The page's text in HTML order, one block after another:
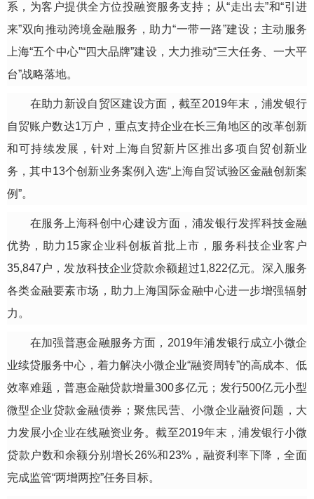
系，为客户提供全方位投融资服务支持；从“走出去”和“引进
来”双向推动跨境金融服务，助力“一带一路”建设；主动服务
上海“五个中心”“四大品牌”建设，大力推动“三大任务、一大平
台”战略落地。
在助力新设自贸区建设方面，截至2019年末，浦发银行
自贸账户数达1万户，重点支持企业在长三角地区的改革创新
和可持续发展，针对上海自贸新片区推出多项自贸创新业
务，其中13个创新业务案例入选“上海自贸试验区金融创新案
例”。
在服务上海科创中心建设方面，浦发银行发挥科技金融
优势，助力15家企业科创板首批上市，服务科技企业客户
35,847户，发放科技企业贷款余额超过1,822亿元。深入服务
各类金融要素市场，助力上海国际金融中心进一步增强辐射
力。
在加强普惠金融服务方面，2019年浦发银行成立小微企
业续贷服务中心，着力解决小微企业“融资周转”的高成本、低
效率难题，普惠金融贷款增量300多亿元；发行500亿元小型
微型企业贷款金融债券；聚焦民营、小微企业融资问题，大
力发展小企业在线融资业务。截至2019年末，浦发银行小微
贷款户数和余额分别增长26%和23%，融资利率下降，全面
完成监管“两增两控”任务目标。